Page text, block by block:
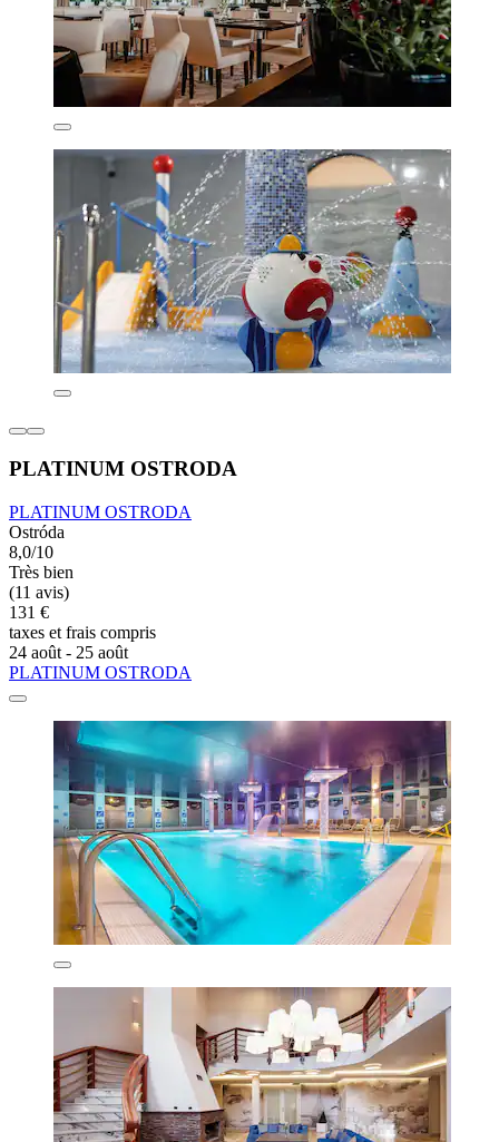
PLATINUM OSTRODA
PLATINUM OSTRODA
Ostróda
8,0/10
Très bien
(11 avis)
131 €
taxes et frais compris
24 août - 25 août
PLATINUM OSTRODA